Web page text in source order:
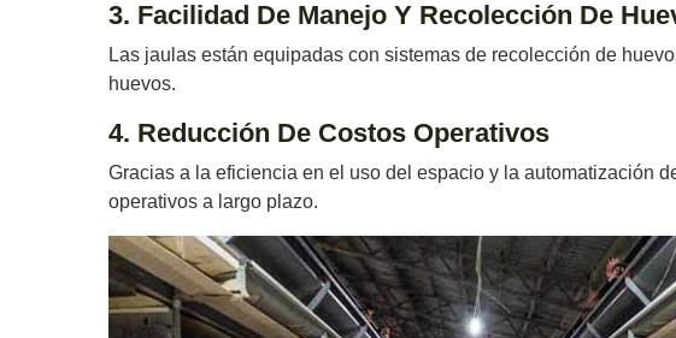
3. Facilidad De Manejo Y Recolección De
Las jaulas están equipadas con sistemas de recolección de
huevos.
4. Reducción De Costos Operativos
Gracias a la eficiencia en el uso del espacio y la automatización
operativos a largo plazo.